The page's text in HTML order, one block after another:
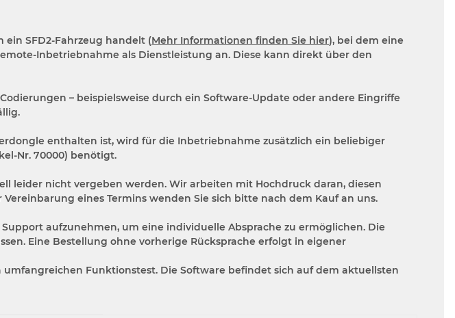
SFD2-Fahrzeug handelt (Mehr Informationen finden Sie hier), bei dem eine
Inbetriebnahme als Dienstleistung an. Diese kann direkt über den
– beispielsweise durch ein Software-Update oder andere Eingriffe
enthalten ist, wird für die Inbetriebnahme zusätzlich ein beliebiger
Nr. 70000) benötigt.
leider nicht vergeben werden. Wir arbeiten mit Hochdruck daran, diesen
eines Termins wenden Sie sich bitte nach dem Kauf an uns.
aufzunehmen, um eine individuelle Absprache zu ermöglichen. Die
Eine Bestellung ohne vorherige Rücksprache erfolgt in eigener
Funktionstest. Die Software befindet sich auf dem aktuellsten